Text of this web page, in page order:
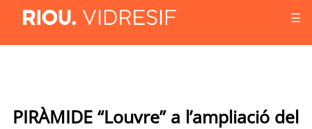
☰
PIRÀMIDE “Louvre” a l’ampliació del